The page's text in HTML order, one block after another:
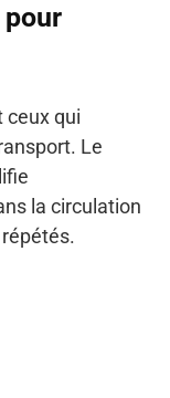
ceux qui
Le
la circulation